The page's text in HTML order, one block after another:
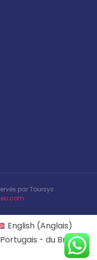
par Toursys
English (Anglais)
Portugais - du Brésil)